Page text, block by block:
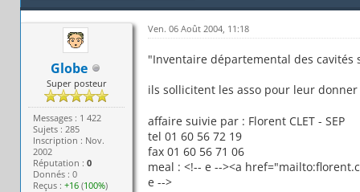
Globe
Super posteur
Messages : 1 422
Sujets : 285
Inscription : Nov.
2002
Réputation :0
Donnés : 0
Reçus :+16 (100%)
Ven. 06 Août 2004, 11:18
"Inventaire départemental des
ils sollicitent les asso pour leur
affaire suivie par : Florent CLET - SEP
tel 01 60 56 72 19
fax 01 60 56 71 06
meal : <!-- e --><a
e -->